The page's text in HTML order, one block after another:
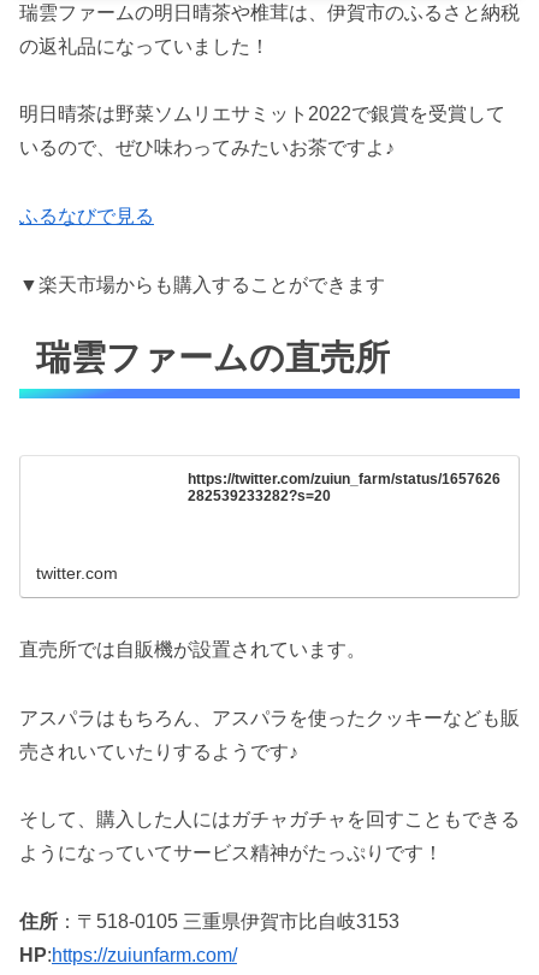
瑞雲ファームの明日晴茶や椎茸は、伊賀市のふるさと納税
の返礼品になっていました！
明日晴茶は野菜ソムリエサミット2022で銀賞を受賞して
いるので、ぜひ味わってみたいお茶ですよ♪
ふるなびで見る
▼楽天市場からも購入することができます
瑞雲ファームの直売所
https://twitter.com/zuiun_farm/status/1657626
282539233282?s=20
twitter.com
直売所では自販機が設置されています。
アスパラはもちろん、アスパラを使ったクッキーなども販
売されいていたりするようです♪
そして、購入した人にはガチャガチャを回すこともできる
ようになっていてサービス精神がたっぷりです！
住所 ：〒518-0105 三重県伊賀市比自岐3153
HP:https://zuiunfarm.com/